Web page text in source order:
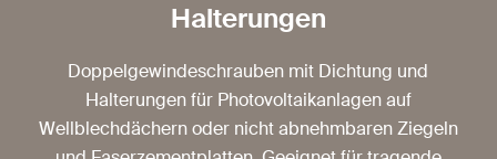
Halterungen
Doppelgewindeschrauben mit Dichtung und
Halterungen für Photovoltaikanlagen auf
Wellblechdächern oder nicht abnehmbaren Ziegeln